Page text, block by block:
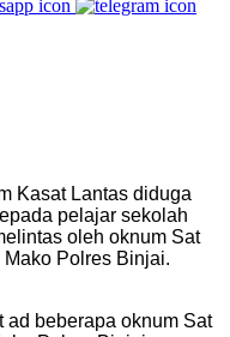
Kasat Lantas diduga
pelajar sekolah
oleh oknum Sat
Polres Binjai.
ad beberapa oknum Sat